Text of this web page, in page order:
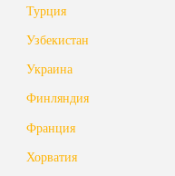
Турция
Узбекистан
Украина
Финляндия
Франция
Хорватия